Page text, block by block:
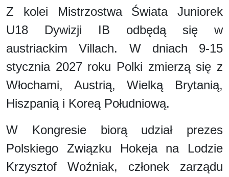
Z kolei Mistrzostwa Świata Juniorek
U18 Dywizji IB odbędą się w
austriackim Villach. W dniach 9-15
stycznia 2027 roku Polki zmierzą się z
Włochami, Austrią, Wielką Brytanią,
Hiszpanią i Koreą Południową.
W Kongresie biorą udział prezes
Polskiego Związku Hokeja na Lodzie
Krzysztof Woźniak, członek zarządu